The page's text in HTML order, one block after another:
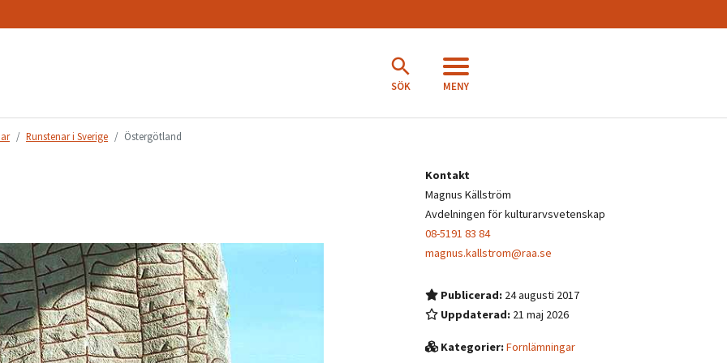
SÖK MENY
Runstenar i Sverige Östergötland
Kontakt
Magnus Källström
Avdelningen för kulturarvsvetenskap
08-5191 83 84
magnus.kallstrom@raa.se
Publicerad: 24 augusti 2017
Uppdaterad: 21 maj 2026
Kategorier:Fornlämningar